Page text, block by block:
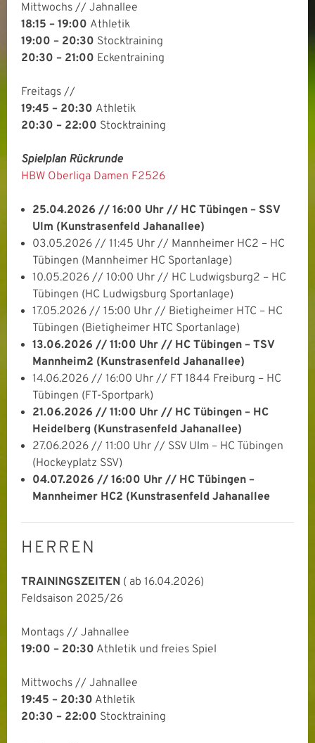
Mittwochs // Jahnallee
18:15 – 19:00 Athletik
19:00 – 20:30 Stocktraining
20:30 – 21:00 Eckentraining
Freitags //
19:45 – 20:30 Athletik
20:30 – 22:00 Stocktraining
Spielplan Rückrunde
HBW Oberliga Damen F2526
25.04.2026 // 16:00 Uhr // HC Tübingen – SSV
Ulm (Kunstrasenfeld Jahanallee)
03.05.2026 // 11:45 Uhr // Mannheimer HC2 – HC
Tübingen (Mannheimer HC Sportanlage)
10.05.2026 // 10:00 Uhr // HC Ludwigsburg2 – HC
Tübingen (HC Ludwigsburg Sportanlage)
17.05.2026 // 15:00 Uhr // Bietigheimer HTC – HC
Tübingen (Bietigheimer HTC Sportanlage)
13.06.2026 // 11:00 Uhr // HC Tübingen – TSV
Mannheim2 (Kunstrasenfeld Jahanallee)
14.06.2026 // 16:00 Uhr // FT 1844 Freiburg – HC
Tübingen (FT-Sportpark)
21.06.2026 // 11:00 Uhr // HC Tübingen – HC
Heidelberg (Kunstrasenfeld Jahanallee)
27.06.2026 // 11:00 Uhr // SSV Ulm – HC Tübingen
(Hockeyplatz SSV)
04.07.2026 // 16:00 Uhr // HC Tübingen –
Mannheimer HC2 (Kunstrasenfeld Jahanallee
HERREN
TRAININGSZEITEN ( ab 16.04.2026)
Feldsaison 2025/26
Montags // Jahnallee
19:00 – 20:30 Athletik und freies Spiel
Mittwochs // Jahnallee
19:45 – 20:30 Athletik
20:30 – 22:00 Stocktraining